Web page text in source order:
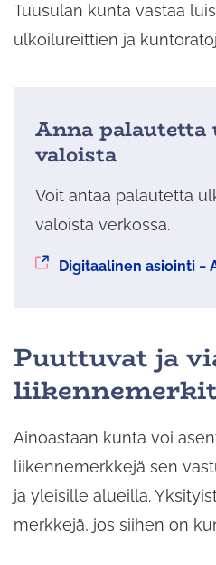
Tuusulan kunta vastaa
ulkoilureittien ja
Anna palautetta
valoista
Voit antaa palautetta
valoista verkossa.
SiirrytDigitaalinen asiointi −
Puuttuvat ja
liikennemerkit
Ainoastaan kunta voi
liikennemerkkejä sen
ja yleisille alueilla.
merkkejä, jos siihen on